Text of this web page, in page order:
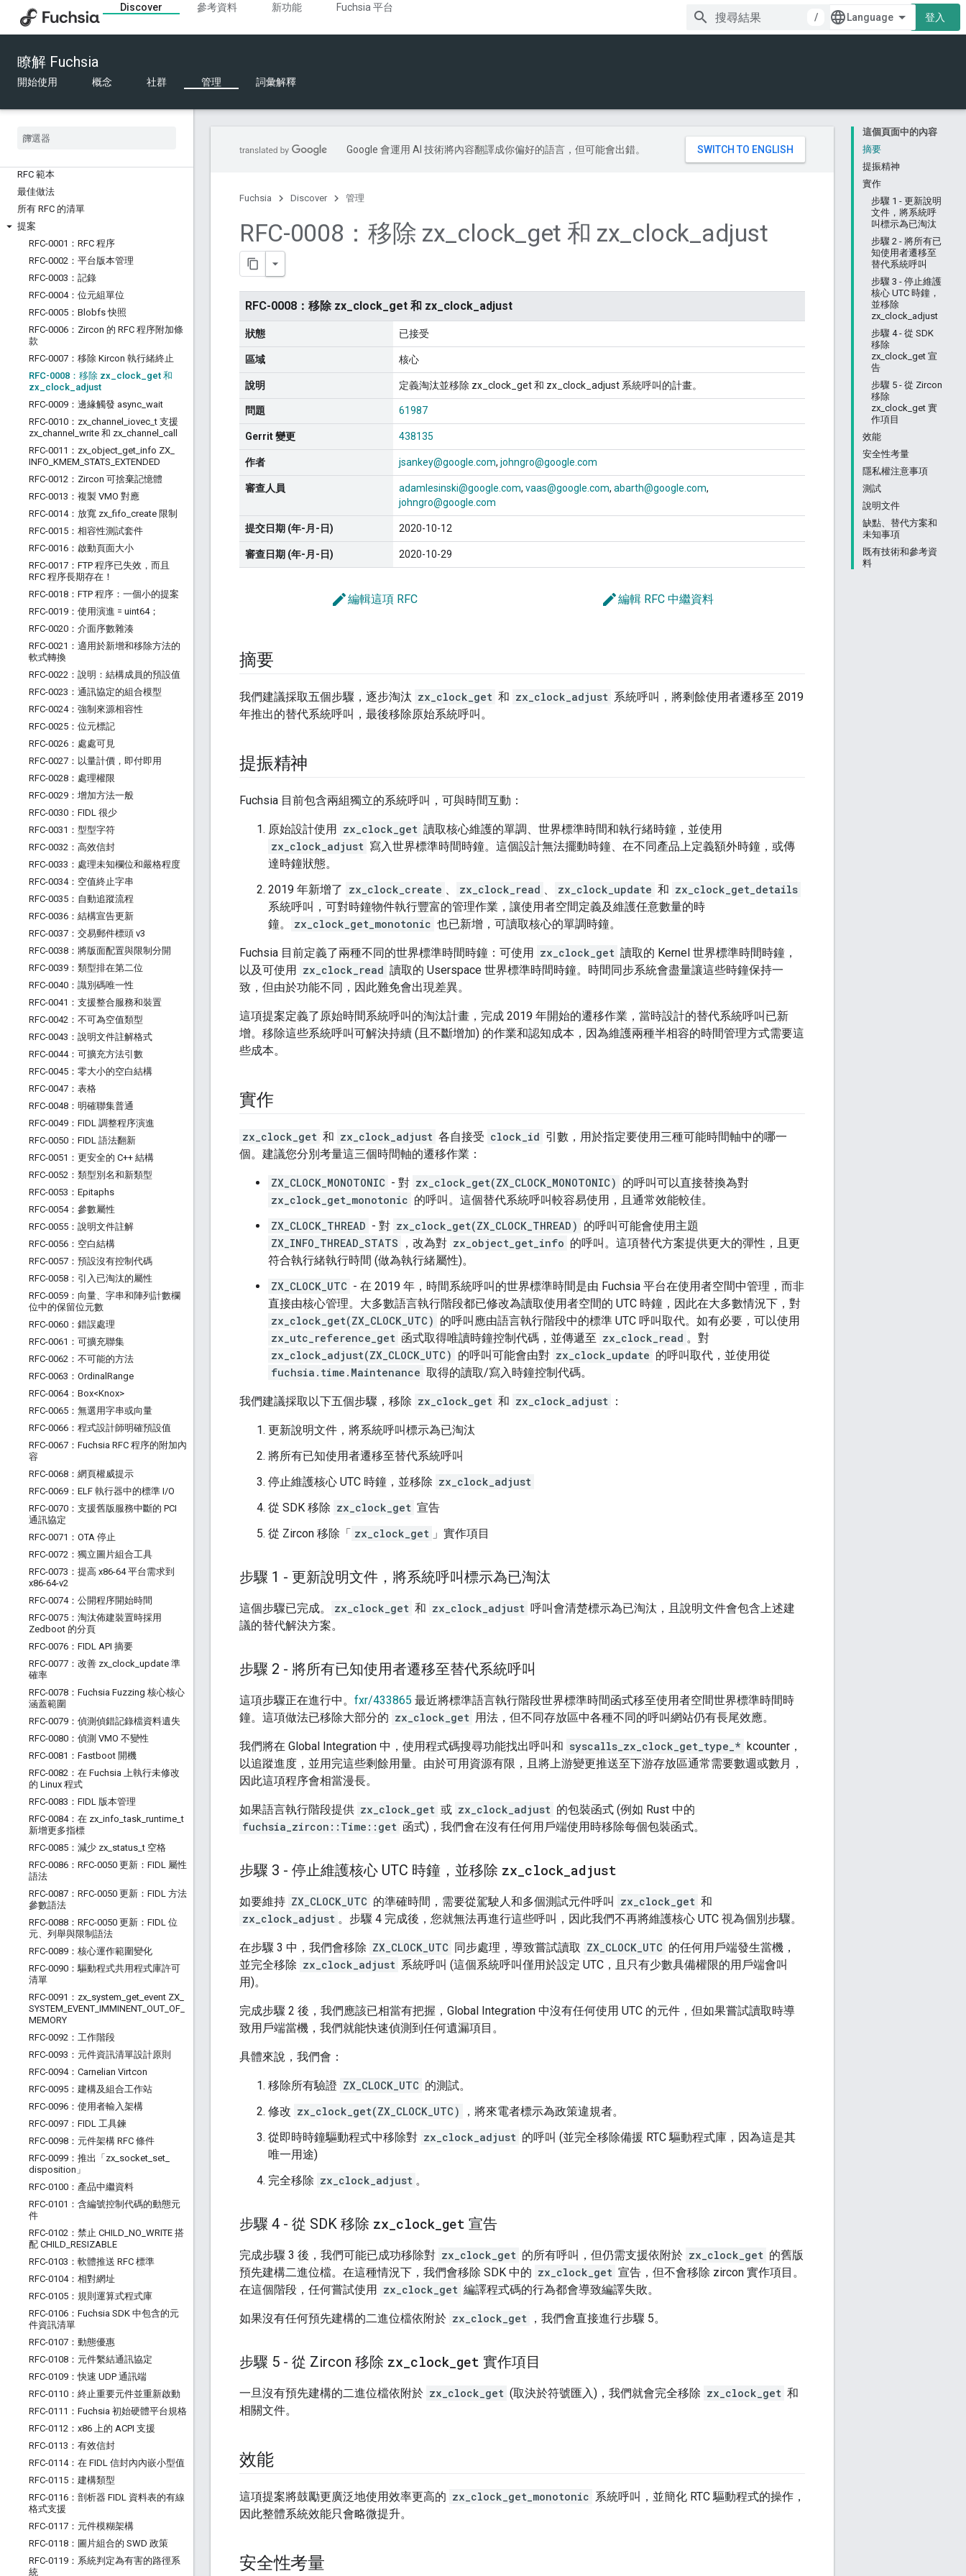
Discover 參考資料 新功能
Fuchsia 平台
/
登入
瞭解 Fuchsia
開始使用 概念 社群 管理 詞彙解釋
2023
2022
2021
2020
RFC 程序
RFC 範本
最佳做法
所有 RFC 的清單
提案
RFC-0001：RFC 程序
RFC-0002：平台版本管理
RFC-0003：記錄
RFC-0004：位元組單位
RFC-0005：Blobfs 快照
RFC-0006：Zircon 的 RFC 程序附加條
款
RFC-0007：移除 Kircon 執行緒終止
RFC-0008：移除 zx clock get 和
zx clock adjust
RFC-0009：邊緣觸發 async wait
RFC-0010：zx channel iovec _t 支援
zx channel write 和 zx channel call
RFC-0011：zx object get info ZX
INFO KMEM STATS EXTENDED
RFC-0012：Zircon 可捨棄記憶體
RFC-0013：複製 VMO 對應
RFC-0014：放寬 zx _fifo create 限制
RFC-0015：相容性測試套件
RFC-0016：啟動頁面大小
RFC-0017：FTP 程序已失效，而且
RFC 程序長期存在！
RFC-0018：FTP 程序：一個小的提案
RFC-0019：使用演進 = uint64；
RFC-0020：介面序數雜湊
RFC-0021：適用於新增和移除方法的
軟式轉換
RFC-0022：說明：結構成員的預設值
RFC-0023：通訊協定的組合模型
RFC-0024：強制來源相容性
RFC-0025：位元標記
RFC-0026：處處可見
RFC-0027：以量計價，即付即用
RFC-0028：處理權限
RFC-0029：增加方法一般
RFC-0030：FIDL 很少
RFC-0031：型型字符
RFC-0032：高效信封
RFC-0033：處理未知欄位和嚴格程度
RFC-0034：空值終止字串
RFC-0035：自動追蹤流程
RFC-0036：結構宣告更新
RFC-0037：交易郵件標頭 v3
RFC-0038：將版面配置與限制分開
RFC-0039：類型排在第二位
RFC-0040：識別碼唯一性
RFC-0041：支援整合服務和裝置
RFC-0042：不可為空值類型
RFC-0043：說明文件註解格式
RFC-0044：可擴充方法引數
RFC-0045：零大小的空白結構
RFC-0047：表格
RFC-0048：明確聯集普通
RFC-0049：FIDL 調整程序演進
RFC-0050：FIDL 語法翻新
RFC-0051：更安全的 C++ 結構
RFC-0052：類型別名和新類型
RFC-0053：Epitaphs
RFC-0054：參數屬性
RFC-0055：說明文件註解
RFC-0056：空白結構
RFC-0057：預設沒有控制代碼
RFC-0058：引入已淘汰的屬性
RFC-0059：向量、字串和陣列計數欄
位中的保留位元數
RFC-0060：錯誤處理
RFC-0061：可擴充聯集
RFC-0062：不可能的方法
RFC-0063：Ordinal Range
RFC-0064：Box<Knox>
RFC-0065：無選用字串或向量
RFC-0066：程式設計師明確預設值
RFC-0067：Fuchsia RFC 程序的附加內
容
RFC-0068：網頁權威提示
RFC-0069：ELF 執行器中的標準 I/O
RFC-0070：支援舊版服務中斷的 PCI
通訊協定
RFC-0071：OTA 停止
RFC-0072：獨立圖片組合工具
RFC-0073：提高 x86-64 平台需求到
x86-64-v2
RFC-0074：公開程序開始時間
RFC-0075：淘汰佈建裝置時採用
Zedboot 的分頁
RFC-0076：FIDL API 摘要
RFC-0077：改善 zx clock update 準
確率
RFC-0078：Fuchsia Fuzzing 核心核心
涵蓋範圍
RFC-0079：偵測偵錯記錄檔資料遺失
RFC-0080：偵測 VMO 不變性
RFC-0081：Fastboot 開機
RFC-0082：在 Fuchsia 上執行未修改
的 Linux 程式
RFC-0083：FIDL 版本管理
RFC-0084：在 zx info _task runtime _t
新增更多指標
RFC-0085：減少 zx status _t 空格
RFC-0086：RFC-0050 更新：FIDL 屬性
語法
RFC-0087：RFC-0050 更新：FIDL 方法
參數語法
RFC-0088：RFC-0050 更新：FIDL 位
元、列舉與限制語法
RFC-0089：核心運作範圍變化
RFC-0090：驅動程式共用程式庫許可
清單
RFC-0091：zx system get event ZX
SYSTEM EVENT IMMINENT OUT OF
MEMORY
RFC-0092：工作階段
RFC-0093：元件資訊清單設計原則
RFC-0094：Carnelian Virtcon
RFC-0095：建構及組合工作站
RFC-0096：使用者輸入架構
RFC-0097：FIDL 工具鍊
RFC-0098：元件架構 RFC 條件
RFC-0099：推出「zx socket set
disposition」
RFC-0100：產品中繼資料
RFC-0101：含編號控制代碼的動態元
件
RFC-0102：禁止 CHILD NO WRITE 搭
配 CHILD RESIZABLE
RFC-0103：軟體推送 RFC 標準
RFC-0104：相對網址
RFC-0105：規則運算式程式庫
RFC-0106：Fuchsia SDK 中包含的元
件資訊清單
RFC-0107：動態優惠
RFC-0108：元件繫結通訊協定
RFC-0109：快速 UDP 通訊端
RFC-0110：終止重要元件並重新啟動
RFC-0111：Fuchsia 初始硬體平台規格
RFC-0112：x86 上的 ACPI 支援
RFC-0113：有效信封
RFC-0114：在 FIDL 信封內內嵌小型值
RFC-0115：建構類型
RFC-0116：剖析器 FIDL 資料表的有線
格式支援
RFC-0117：元件模糊架構
RFC-0118：圖片組合的 SWD 政策
RFC-0119：系統判定為有害的路徑系
統
這個頁面中的內容
摘要
提振精神
實作
步驟 1 - 更新說明
文件，將系統呼
叫標示為已淘汰
步驟 2 - 將所有已
知使用者遷移至
替代系統呼叫
步驟 3 - 停止維護
核心 UTC 時鐘，
並移除
zx_clock_adjust
步驟 4 - 從 SDK
移除
zx_clock_get 宣
告
步驟 5 - 從 Zircon
移除
zx_clock_get 實
作項目
效能
安全性考量
隱私權注意事項
測試
說明文件
缺點、替代方案和
未知事項
既有技術和參考資
料
Google 會運用 AI 技術將內容翻譯成你偏好的語言，但可能會出錯。
Fuchsia Discover 管理
RFC-0008：移除 zx_clock_get 和 zx_clock_adjust
RFC-0008：移除 zx_clock_get 和 zx_clock_adjust
狀態 已接受
區域 核心
說明 定義淘汰並移除 zx_clock_get 和 zx_clock_adjust 系統呼叫的計畫。
問題 61987
Gerrit 變更 438135
作者 jsankey@google.com johngro@google.com
審查人員 adamlesinski@google.com vaas@google.com abarth@google.com
johngro@google.com
提交日期 (年-月-日) 2020-10-12
審查日期 (年-月-日) 2020-10-29
edit編輯這項 RFC edit編輯 RFC 中繼資料
摘要
我們建議採取五個步驟，逐步淘汰 zx_clock_get 和 zx_clock_adjust 系統呼叫，將剩餘使用者遷移至 2019
年推出的替代系統呼叫，最後移除原始系統呼叫。
提振精神
Fuchsia 目前包含兩組獨立的系統呼叫，可與時間互動：
原始設計使用 zx_clock_get 讀取核心維護的單調、世界標準時間和執行緒時鐘，並使用
zx_clock_adjust 寫入世界標準時間時鐘。這個設計無法擺動時鐘、在不同產品上定義額外時鐘，或傳
達時鐘狀態。
2019 年新增了 zx_clock_create 、 zx_clock_read 、 zx_clock_update 和 zx_clock_get_details
系統呼叫，可對時鐘物件執行豐富的管理作業，讓使用者空間定義及維護任意數量的時
鐘。
zx_clock_get_monotonic 也已新增，可讀取核心的單調時鐘。
Fuchsia 目前定義了兩種不同的世界標準時間時鐘：可使用 zx_clock_get 讀取的 Kernel 世界標準時間時鐘，
以及可使用 zx_clock_read 讀取的 Userspace 世界標準時間時鐘。時間同步系統會盡量讓這些時鐘保持一
致，但由於功能不同，因此難免會出現差異。
這項提案定義了原始時間系統呼叫的淘汰計畫，完成 2019 年開始的遷移作業，當時設計的替代系統呼叫已新
增。移除這些系統呼叫可解決持續 (且不斷增加) 的作業和認知成本，因為維護兩種半相容的時間管理方式需要這
些成本。
實作
zx_clock_get 和 zx_clock_adjust 各自接受 clock_id 引數，用於指定要使用三種可能時間軸中的哪一
個。建議您分別考量這三個時間軸的遷移作業：
ZX_CLOCK_MONOTONIC - 對 zx_clock_get(ZX_CLOCK_MONOTONIC) 的呼叫可以直接替換為對
zx_clock_get_monotonic 的呼叫。這個替代系統呼叫較容易使用，且通常效能較佳。
ZX_CLOCK_THREAD - 對 zx_clock_get(ZX_CLOCK_THREAD) 的呼叫可能會使用主題
ZX_INFO_THREAD_STATS
，改為對 zx_object_get_info 的呼叫。這項替代方案提供更大的彈性，且更
符合執行緒執行時間 (做為執行緒屬性)。
ZX_CLOCK_UTC - 在 2019 年，時間系統呼叫的世界標準時間是由 Fuchsia 平台在使用者空間中管理，而非
直接由核心管理。大多數語言執行階段都已修改為讀取使用者空間的 UTC 時鐘，因此在大多數情況下，對
zx_clock_get(ZX_CLOCK_UTC) 的呼叫應由語言執行階段中的標準 UTC 呼叫取代。如有必要，可以使用
zx_utc_reference_get 函式取得唯讀時鐘控制代碼，並傳遞至 zx_clock_read 。對
zx_clock_adjust(ZX_CLOCK_UTC) 的呼叫可能會由對 zx_clock_update 的呼叫取代，並使用從
fuchsia.time.Maintenance 取得的讀取/寫入時鐘控制代碼。
我們建議採取以下五個步驟，移除 zx_clock_get 和 zx_clock_adjust ：
更新說明文件，將系統呼叫標示為已淘汰
將所有已知使用者遷移至替代系統呼叫
停止維護核心 UTC 時鐘，並移除 zx_clock_adjust
從 SDK 移除 zx_clock_get 宣告
從 Zircon 移除「 zx_clock_get 」實作項目
步驟 1 - 更新說明文件，將系統呼叫標示為已淘汰
這個步驟已完成。 zx_clock_get 和 zx_clock_adjust 呼叫會清楚標示為已淘汰，且說明文件會包含上述建
議的替代解決方案。
步驟 2 - 將所有已知使用者遷移至替代系統呼叫
這項步驟正在進行中。 fxr/433865 最近將標準語言執行階段世界標準時間函式移至使用者空間世界標準時間時
鐘。這項做法已移除大部分的 zx_clock_get 用法，但不同存放區中各種不同的呼叫網站仍有長尾效應。
我們將在 Global Integration 中，使用程式碼搜尋功能找出呼叫和 syscalls_zx_clock_get_type_* kcounter，
以追蹤進度，並用完這些剩餘用量。由於可用資源有限，且將上游變更推送至下游存放區通常需要數週或數月，
因此這項程序會相當漫長。
如果語言執行階段提供 zx_clock_get 或 zx_clock_adjust 的包裝函式 (例如 Rust 中的
fuchsia_zircon::Time::get 函式)，我們會在沒有任何用戶端使用時移除每個包裝函式。
步驟 3 - 停止維護核心 UTC 時鐘，並移除 zx clock adjust
如要維持 ZX_CLOCK_UTC 的準確時間，需要從駕駛人和多個測試元件呼叫 zx_clock_get 和
zx_clock_adjust 。步驟 4 完成後，您就無法再進行這些呼叫，因此我們不再將維護核心 UTC 視為個別步驟。
在步驟 3 中，我們會移除 ZX_CLOCK_UTC 同步處理，導致嘗試讀取 ZX_CLOCK_UTC 的任何用戶端發生當機，
並完全移除 zx_clock_adjust 系統呼叫 (這個系統呼叫僅用於設定 UTC，且只有少數具備權限的用戶端會叫
用)。
完成步驟 2 後，我們應該已相當有把握，Global Integration 中沒有任何使用 UTC 的元件，但如果嘗試讀取時導
致用戶端當機，我們就能快速偵測到任何遺漏項目。
具體來說，我們會：
移除所有驗證 ZX_CLOCK_UTC 的測試。
修改 zx_clock_get(ZX_CLOCK_UTC)
，將來電者標示為政策違規者。
從即時時鐘驅動程式中移除對 zx_clock_adjust 的呼叫 (並完全移除備援 RTC 驅動程式庫，因為這是其
唯一用途)
完全移除 zx_clock_adjust 。
步驟 4 - 從 SDK 移除 zx clock get 宣告
完成步驟 3 後，我們可能已成功移除對 zx_clock_get 的所有呼叫，但仍需支援依附於 zx_clock_get 的舊版
預先建構二進位檔。在這種情況下，我們會移除 SDK 中的 zx_clock_get 宣告，但不會移除 zircon 實作項目。
在這個階段，任何嘗試使用 zx_clock_get 編譯程式碼的行為都會導致編譯失敗。
如果沒有任何預先建構的二進位檔依附於 zx_clock_get ，我們會直接進行步驟 5。
步驟 5 - 從 Zircon 移除 zx clock get 實作項目
一旦沒有預先建構的二進位檔依附於 zx_clock_get (取決於符號匯入)，我們就會完全移除 zx_clock_get 和
相關文件。
效能
這項提案將鼓勵更廣泛地使用效率更高的 zx_clock_get_monotonic 系統呼叫，並簡化 RTC 驅動程式的操作，
因此整體系統效能只會略微提升。
安全性考量